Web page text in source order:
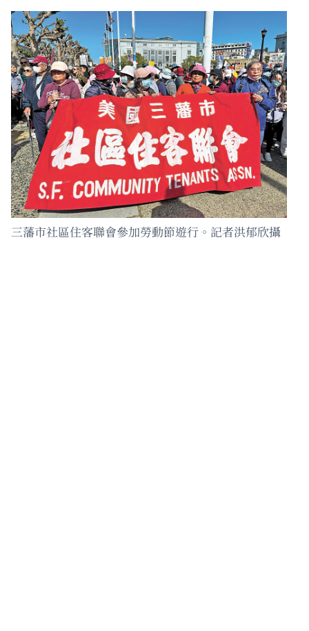
三藩市社區住客聯會參加勞動節遊行。記者洪郁欣攝